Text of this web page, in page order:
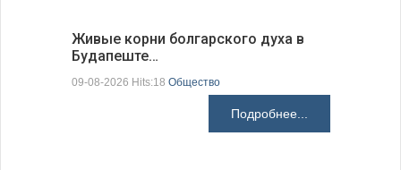
Живые корни болгарского духа в
Будапеште…
09-08-2026 Hits:18 Общество
Подробнее...